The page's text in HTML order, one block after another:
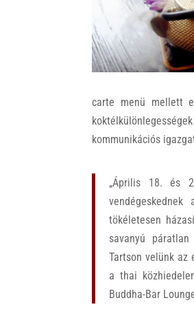
carte menü mellett
kommunikációs
„Április 18. és
tökéletesen
savanyú
Tartson velünk az
a thai
Buddha-Bar